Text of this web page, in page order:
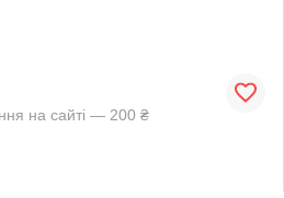
на сайті — 200 ₴